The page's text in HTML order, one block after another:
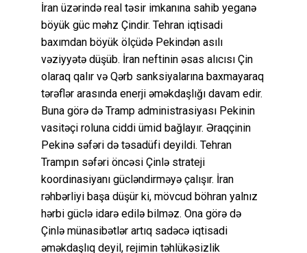
İran üzərində real təsir imkanına sahib yeganə
böyük güc məhz Çindir. Tehran iqtisadi
baxımdan böyük ölçüdə Pekindən asılı
vəziyyətə düşüb. İran neftinin əsas alıcısı Çin
olaraq qalır və Qərb sanksiyalarına baxmayaraq
tərəflər arasında enerji əməkdaşlığı davam edir.
Buna görə də Tramp administrasiyası Pekinin
vasitəçi roluna ciddi ümid bağlayır. Əraqçinin
Pekinə səfəri də təsadüfi deyildi. Tehran
Trampın səfəri öncəsi Çinlə strateji
koordinasiyanı gücləndirməyə çalışır. İran
rəhbərliyi başa düşür ki, mövcud böhran yalnız
hərbi güclə idarə edilə bilməz. Ona görə də
Çinlə münasibətlər artıq sadəcə iqtisadi
əməkdaşlıq deyil, rejimin təhlükəsizlik